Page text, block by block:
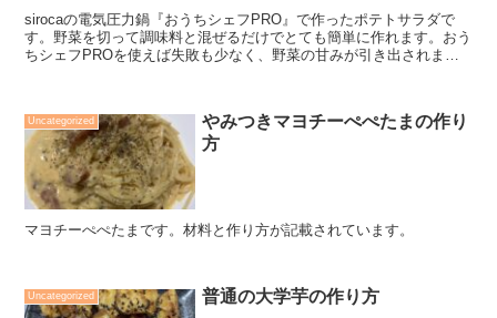
sirocaの電気圧力鍋『おうちシェフPRO』で作ったポテトサラダで
す。野菜を切って調味料と混ぜるだけでとても簡単に作れます。おう
ちシェフPROを使えば失敗も少なく、野菜の甘みが引き出されま
Uncategorized
やみつきマヨチーぺぺたまの作り
方
マヨチーぺぺたまです。材料と作り方が記載されています。
Uncategorized 普通の大学芋の作り方